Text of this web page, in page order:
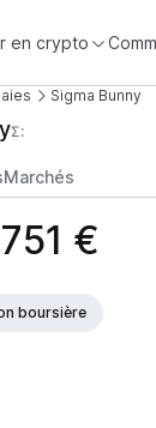
en crypto
Sigma Bunny
Σ:
Marchés
€
boursière